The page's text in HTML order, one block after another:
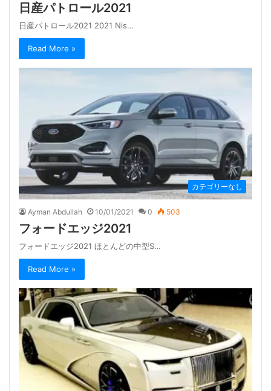
日産パトロール2021
日産パトロール2021 2021 Nis…
Read More »
カテゴリーなし
Ayman Abdullah 10/01/2021 0 503
フォードエッジ2021
フォードエッジ2021 ほとんどの中型S…
Read More »